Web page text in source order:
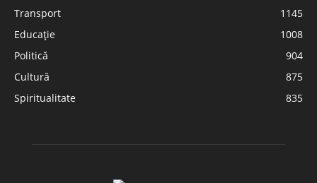
Transport
1145
Educație
1008
Politică
904
Cultură
875
Spiritualitate
835